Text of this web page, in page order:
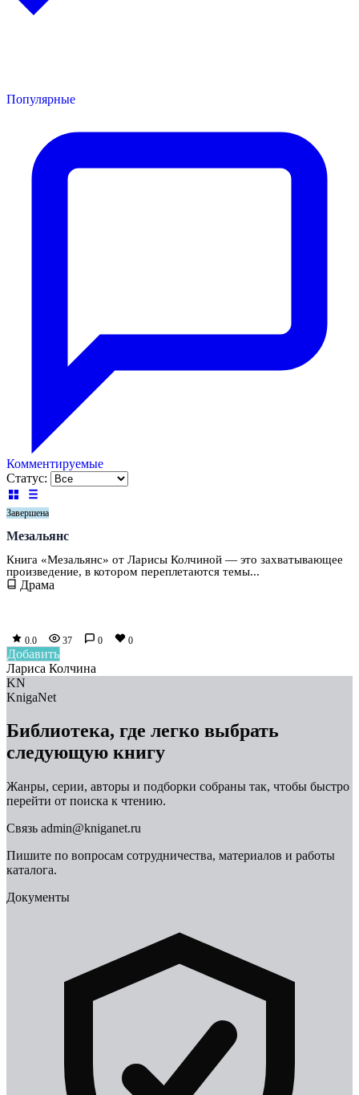
Популярные
Комментируемые
Статус:
Завершена
Мезальянс
Книга «Мезальянс» от Ларисы Колчиной — это захватывающее
произведение, в котором переплетаются темы...
Драма
0.0 37 0 0
Добавить
Лариса Колчина
KN
KnigaNet
Библиотека, где легко выбрать
следующую книгу
Жанры, серии, авторы и подборки собраны так, чтобы быстро
перейти от поиска к чтению.
Связь admin@kniganet.ru
Пишите по вопросам сотрудничества, материалов и работы
каталога.
Документы